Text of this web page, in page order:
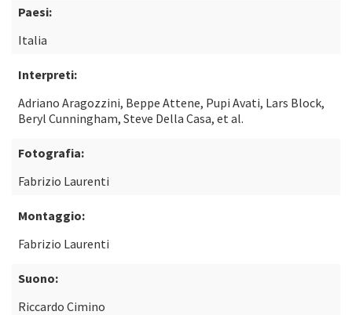
Paesi:
Italia
Interpreti:
Adriano Aragozzini, Beppe Attene, Pupi Avati, Lars Block,
Beryl Cunningham, Steve Della Casa, et al.
Fotografia:
Fabrizio Laurenti
Montaggio:
Fabrizio Laurenti
Suono:
Riccardo Cimino